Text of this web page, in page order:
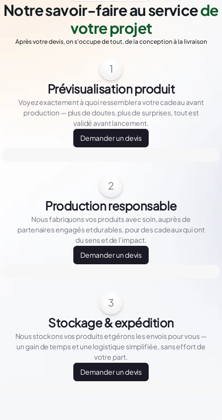
Notre savoir-faire au servicede
votre projet
Après votre devis, on s'occupe de tout, de la conception à la livraison
1
Prévisualisation produit
Voyez exactement à quoi ressemblera votre cadeau avant
production — plus de doutes, plus de surprises, tout est
validé avant lancement.
Demander un devis
2
Production responsable
Nous fabriquons vos produits avec soin, auprès de
partenaires engagés et durables, pour des cadeaux qui ont
du sens et de l’impact.
Demander un devis
3
Stockage & expédition
Nous stockons vos produits et gérons les envois pour vous —
un gain de temps et une logistique simplifiée, sans effort de
votre part.
Demander un devis